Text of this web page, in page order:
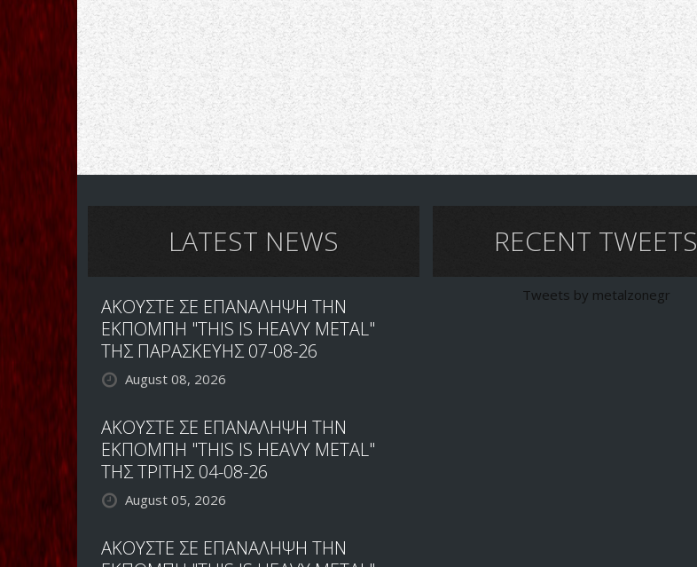
LATEST NEWS
ΑΚΟΥΣΤΕ ΣΕ ΕΠΑΝΑΛΗΨΗ ΤΗΝ
ΕΚΠΟΜΠΗ "THIS IS HEAVY METAL"
ΤΗΣ ΠΑΡΑΣΚΕΥΗΣ 07-08-26
August 08, 2026
ΑΚΟΥΣΤΕ ΣΕ ΕΠΑΝΑΛΗΨΗ ΤΗΝ
ΕΚΠΟΜΠΗ "THIS IS HEAVY METAL"
ΤΗΣ ΤΡΙΤΗΣ 04-08-26
August 05, 2026
ΑΚΟΥΣΤΕ ΣΕ ΕΠΑΝΑΛΗΨΗ ΤΗΝ
RECENT TWEETS
Tweets by metalzonegr